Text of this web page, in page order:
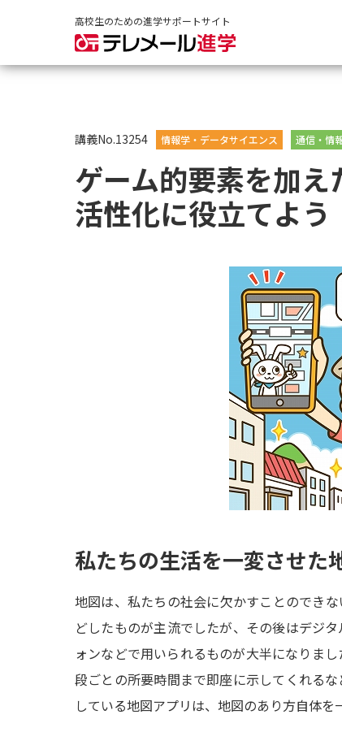
高校生のための進学サポートサイト
講義No.13254 情報学・データサイエンス 通信・情
ゲーム的要素を加
活性化に役立てよう
私たちの生活を一変させた
地図は、私たちの社会に欠かすことのでき
どしたものが主流でしたが、その後はデジ
ォンなどで用いられるものが大半になりま
段ごとの所要時間まで即座に示してくれる
している地図アプリは、地図のあり方自体を